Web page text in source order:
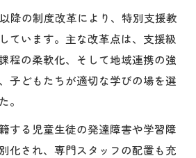
を促す支援級活動の実例
自立支援に果たす役割を解説
ける支援級活動の具体策
携で広がる支援級活動の可能性
降の制度改革により、特別支援教
ています。主な改革点は、支援級
程の柔軟化、そして地域連携の強
子どもたちが適切な学びの場を選
。
する児童生徒の発達障害や学習障
化され、専門スタッフの配置も充